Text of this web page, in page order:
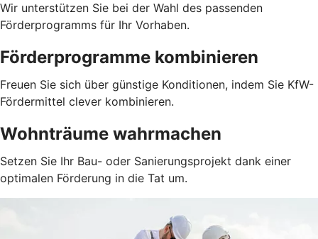
Wir unterstützen Sie bei der Wahl des passenden
Förderprogramms für Ihr Vorhaben.
Förderprogramme kombinieren
Freuen Sie sich über günstige Konditionen, indem Sie KfW-
Fördermittel clever kombinieren.
Wohnträume wahrmachen
Setzen Sie Ihr Bau- oder Sanierungsprojekt dank einer
optimalen Förderung in die Tat um.